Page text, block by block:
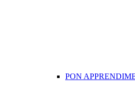
PON